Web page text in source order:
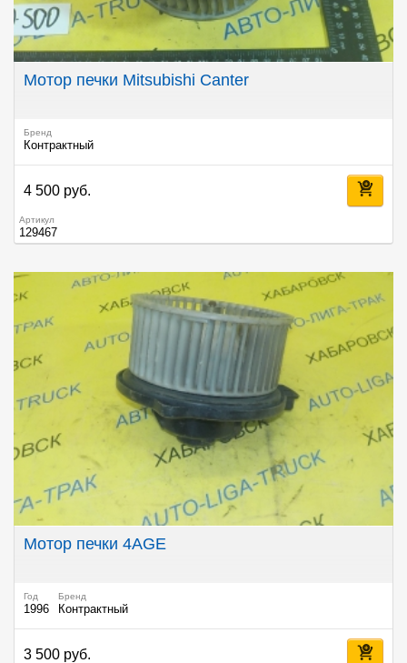
Мотор печки Mitsubishi Canter
Бренд
Контрактный
4 500 руб.
Артикул
129467
Мотор печки 4AGE
Год
1996
Бренд
Контрактный
3 500 руб.